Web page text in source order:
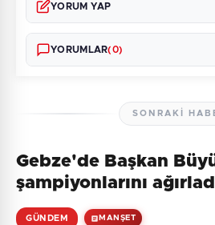
YORUM YAP
YORUMLAR(0)
Henüz yorum yapılmamış. İlk
SONRAKI
Gebze'de Başkan
şampiyonlarını
GÜNDEM MANŞET